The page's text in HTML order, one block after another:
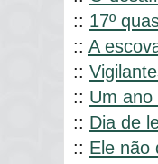
:: 17º
:: A
::
:: Um
:: Dia de
:: Ele não